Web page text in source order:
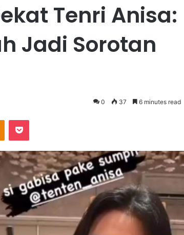
Tenri Anisa:
Jadi Sorotan
0 37 6 minutes read
Odnoklassniki
Pocket